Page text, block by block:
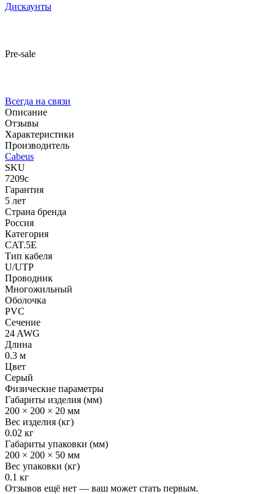
Дискаунты
Pre-sale
Всегда на связи
Описание
Отзывы
Характеристики
Производитель
Cabeus
SKU
7209c
Гарантия
5 лет
Страна бренда
Россия
Категория
CAT.5E
Тип кабеля
U/UTP
Проводник
Многожильный
Оболочка
PVC
Сечение
24 AWG
Длина
0.3 м
Цвет
Серый
Физические параметры
Габариты изделия (мм)
200 × 200 × 20 мм
Вес изделия (кг)
0.02 кг
Габариты упаковки (мм)
200 × 200 × 50 мм
Вес упаковки (кг)
0.1 кг
Отзывов ещё нет — ваш может стать первым.